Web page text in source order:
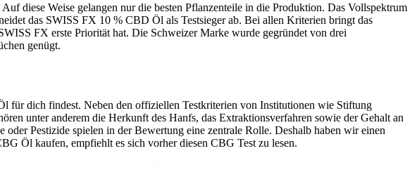
diese Weise gelangen nur die besten Pflanzenteile in die Produktion. Das Vollspektrum
das SWISS FX 10 % CBD Öl als Testsieger ab. Bei allen Kriterien bringt das
FX erste Priorität hat. Die Schweizer Marke wurde gegründet von drei
genügt.
für dich findest. Neben den offiziellen Testkriterien von Institutionen wie Stiftung
unter anderem die Herkunft des Hanfs, das Extraktionsverfahren sowie der Gehalt an
Pestizide spielen in der Bewertung eine zentrale Rolle. Deshalb haben wir einen
Öl kaufen, empfiehlt es sich vorher diesen CBG Test zu lesen.